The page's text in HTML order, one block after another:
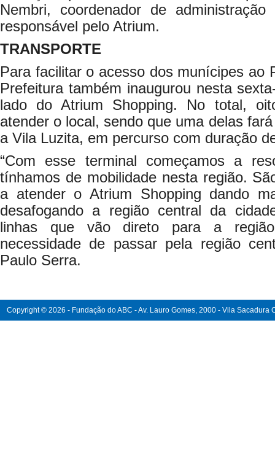
Nembri, coordenador de
responsável pelo Atrium.
TRANSPORTE
Para facilitar o acesso dos munícipes ao
Prefeitura também inaugurou nesta
lado do Atrium Shopping. No total,
atender o local, sendo que uma delas
a Vila Luzita, em percurso com duração
“Com esse terminal começamos a
tínhamos de mobilidade nesta região.
a atender o Atrium Shopping dando
desafogando a região central da
linhas que vão direto para a
necessidade de passar pela região
Paulo Serra.
Copyright © 2026 - Fundação do ABC - Av. Lauro Gomes, 2000 - Vila